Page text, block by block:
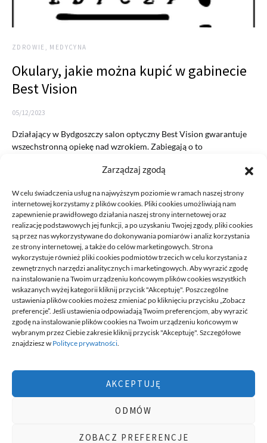
Zarządzaj zgodą
W celu świadczenia usług na najwyższym poziomie w ramach naszej strony
internetowej korzystamy z plików cookies. Pliki cookies umożliwiają nam
zapewnienie prawidłowego działania naszej strony internetowej oraz
realizację podstawowych jej funkcji, a po uzyskaniu Twojej zgody, pliki cookies
są przez nas wykorzystywane do dokonywania pomiarów i analiz korzystania
ze strony internetowej, a także do celów marketingowych. Strona
wykorzystuje również pliki cookies podmiotów trzecich w celu korzystania z
zewnętrznych narzędzi analitycznych i marketingowych. Aby wyrazić zgodę
na instalowanie na Twoim urządzeniu końcowym plików cookies wszystkich
wskazanych wyżej kategorii kliknij przycisk "Akceptuję". Poszczególne
ustawienia plików cookies możesz zmieniać po kliknięciu przycisku „Zobacz
preferencje”. Jeśli ustawienia odpowiadają Twoim preferencjom, aby wyrazić
zgodę na instalowanie plików cookies na Twoim urządzeniu końcowym w
wybranym przez Ciebie zakresie kliknij przycisk "Akceptuję". Szczegółowe
znajdziesz w Polityce prywatności.
AKCEPTUJĘ
ODMÓW
ZOBACZ PREFERENCJE
ZDROWIE, MEDYCYNA
Okulary, jakie można kupić w gabinecie
Best Vision
05/12/2023
Działający w Bydgoszczy salon optyczny Best Vision gwarantuje
wszechstronną opiekę nad wzrokiem. Zabiegają o to
READ MORE
DECA /
Decato miejsce stworzone dla ludzi takich jak ty, miejsce, gdzie
możesz znaleźć wiele ciekawych informacji, na różne tematy,
informacji podzielonych na tematyczne kategorie. Dołącz do naszej
innymi ten serwis.
Chcesz do nas dołączyć, pisać teksty i dzielić się swoją wiedzą?
wizytówki nap